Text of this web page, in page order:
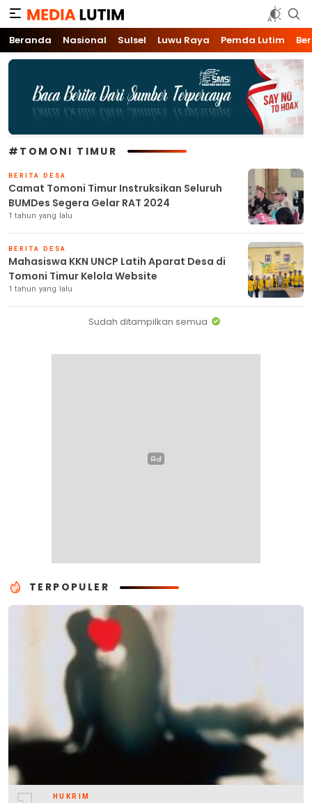
Media Lutim
Info untuk Lutim
Beranda Nasional Sulsel Luwu Raya Pemda Lutim
#TOMONI TIMUR
BERITA DESA
Camat Tomoni Timur Instruksikan Seluruh
BUMDes Segera Gelar RAT 2024
1 tahun yang lalu
BERITA DESA
Mahasiswa KKN UNCP Latih Aparat Desa di
Tomoni Timur Kelola Website
1 tahun yang lalu
Sudah ditampilkan semua
TERPOPULER
HUKRIM